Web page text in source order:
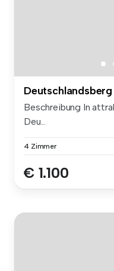
Deutschlandsberg
Beschreibung In
Deu...
4 Zimmer
€ 1.100